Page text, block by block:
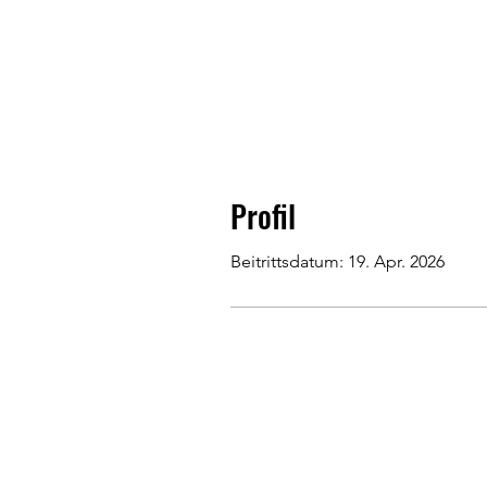
Profil
Beitrittsdatum: 19. Apr. 2026